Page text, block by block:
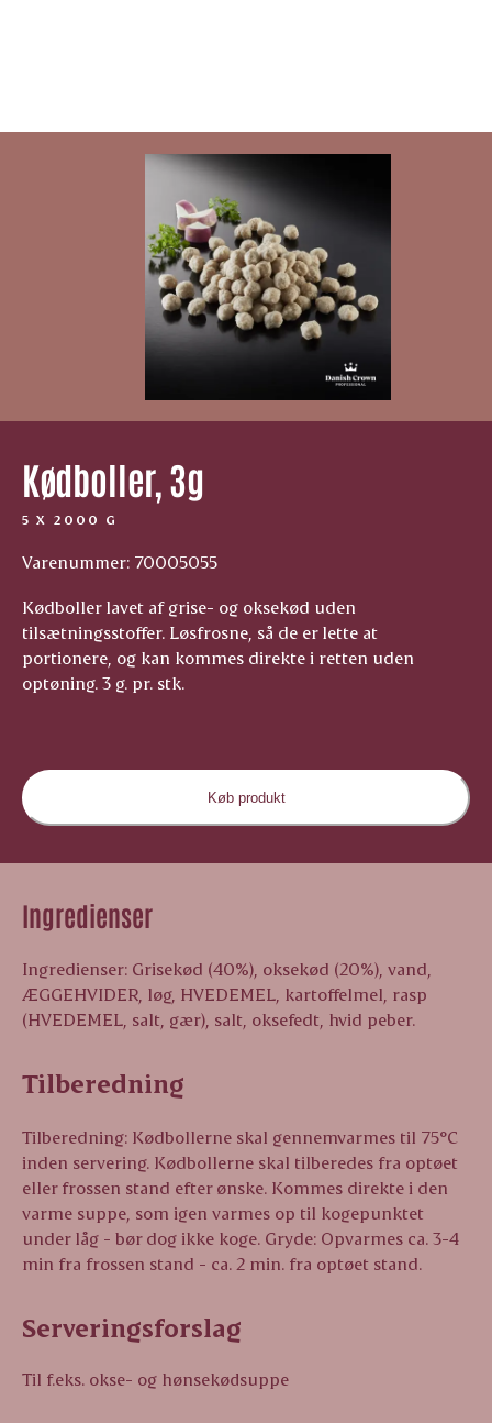
Kødboller, 3g
5 X 2000 G
Varenummer: 70005055
Kødboller lavet af grise- og oksekød uden
tilsætningsstoffer. Løsfrosne, så de er lette at
portionere, og kan kommes direkte i retten uden
optøning. 3 g. pr. stk.
Køb produkt
Ingredienser
Ingredienser: Grisekød (40%), oksekød (20%), vand,
ÆGGEHVIDER, løg, HVEDEMEL, kartoffelmel, rasp
(HVEDEMEL, salt, gær), salt, oksefedt, hvid peber.
Tilberedning
Tilberedning: Kødbollerne skal gennemvarmes til 75°C
inden servering. Kødbollerne skal tilberedes fra optøet
eller frossen stand efter ønske. Kommes direkte i den
varme suppe, som igen varmes op til kogepunktet
under låg - bør dog ikke koge. Gryde: Opvarmes ca. 3-4
min fra frossen stand - ca. 2 min. fra optøet stand.
Serveringsforslag
Til f.eks. okse- og hønsekødsuppe